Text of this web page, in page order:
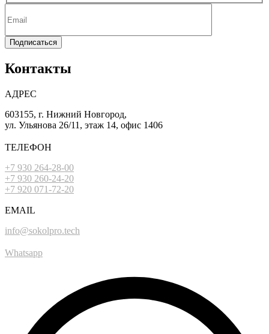
Подписаться
Контакты
АДРЕС
603155, г. Нижний Новгород,
ул. Ульянова 26/11, этаж 14, офис 1406
ТЕЛЕФОН
+7 930 264-28-00
+7 930 260-24-20
+7 920 071-72-20
EMAIL
info@sokolpro.tech
Whatsapp